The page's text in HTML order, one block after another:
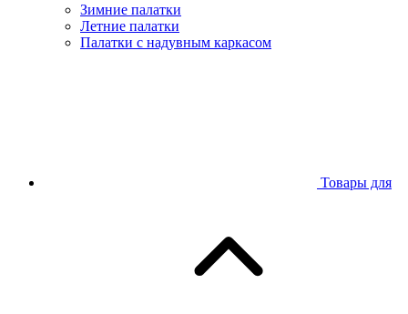
Зимние палатки
Летние палатки
Палатки с надувным каркасом
Товары для